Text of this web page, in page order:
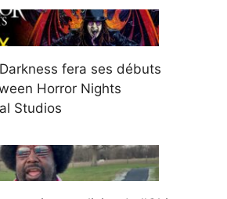
fera ses débuts
Horror Nights
Studios